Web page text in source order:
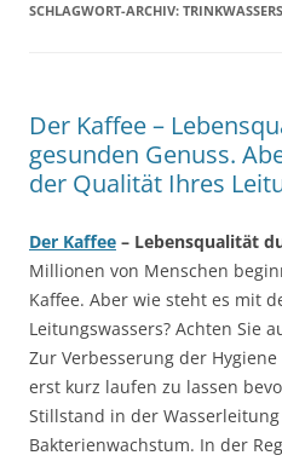
SCHLAGWORT-ARCHIV: TRINKWASSERS
Der Kaffee –
gesunden Genuss.
der Qualität Ihres
Der Kaffee – Lebensqualität
Millionen von Menschen
Kaffee. Aber wie steht es mit
Leitungswassers? Achten Sie
Zur Verbesserung der
erst kurz laufen zu lassen
Stillstand in der
Bakterienwachstum. In der